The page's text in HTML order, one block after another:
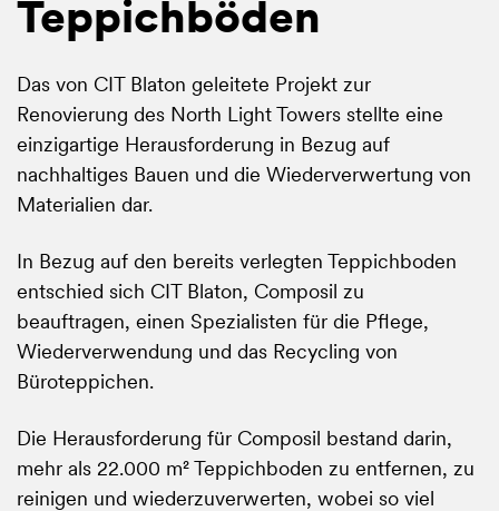
Teppichböden
Das von CIT Blaton geleitete Projekt zur
Renovierung des North Light Towers stellte eine
einzigartige Herausforderung in Bezug auf
nachhaltiges Bauen und die Wiederverwertung von
Materialien dar.
In Bezug auf den bereits verlegten Teppichboden
entschied sich CIT Blaton, Composil zu
beauftragen, einen Spezialisten für die Pflege,
Wiederverwendung und das Recycling von
Büroteppichen.
Die Herausforderung für Composil bestand darin,
mehr als 22.000 m² Teppichboden zu entfernen, zu
reinigen und wiederzuverwerten, wobei so viel